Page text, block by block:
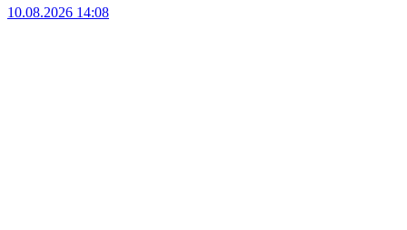
10.08.2026 14:08